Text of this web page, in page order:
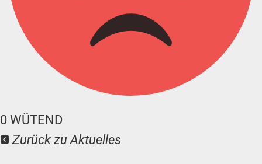
0 WÜTEND
Zurück zu Aktuelles